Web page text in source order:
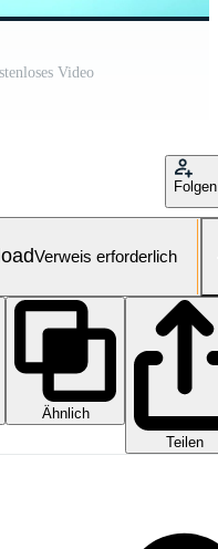
Video
Folgen
Verweis erforderlich
Ähnlich
Teilen